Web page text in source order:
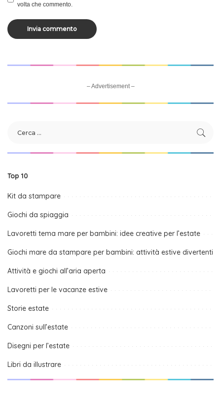
volta che commento.
– Advertisement –
Top 10
Kit da stampare
Giochi da spiaggia
Lavoretti tema mare per bambini: idee creative per l’estate
Giochi mare da stampare per bambini: attività estive divertenti
Attività e giochi all’aria aperta
Lavoretti per le vacanze estive
Storie estate
Canzoni sull’estate
Disegni per l’estate
Libri da illustrare